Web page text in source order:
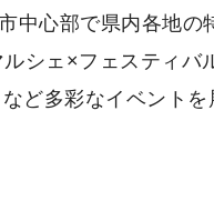
中心部で県内各地
シェ×フェスティバ
ど多彩なイベント